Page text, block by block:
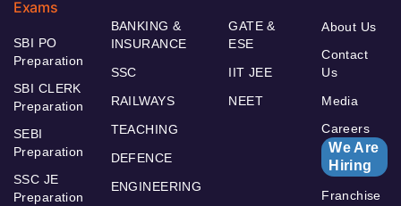
Exams
SBI PO
Preparation
SBI CLERK
Preparation
SEBI
Preparation
SSC JE
Preparation
BANKING &
INSURANCE
SSC
RAILWAYS
TEACHING
DEFENCE
ENGINEERING
GATE &
ESE
IIT JEE
NEET
About Us
Contact
Us
Media
Careers
We Are
Hiring
Franchise